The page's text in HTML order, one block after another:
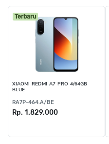
Terbaru
XIAOMI REDMI A7 PRO 4/64GB
BLUE
RA7P-464.A/BE
Rp. 1.829.000